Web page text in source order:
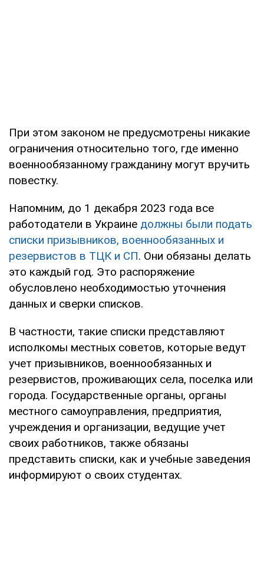
При этом законом не предусмотрены никакие
ограничения относительно того, где именно
военнообязанному гражданину могут вручить
повестку.
Напомним, до 1 декабря 2023 года все
работодатели в Украине должны были подать
списки призывников, военнообязанных и
резервистов в ТЦК и СП. Они обязаны делать
это каждый год. Это распоряжение
обусловлено необходимостью уточнения
данных и сверки списков.
В частности, такие списки представляют
исполкомы местных советов, которые ведут
учет призывников, военнообязанных и
резервистов, проживающих села, поселка или
города. Государственные органы, органы
местного самоуправления, предприятия,
учреждения и организации, ведущие учет
своих работников, также обязаны
представить списки, как и учебные заведения
информируют о своих студентах.